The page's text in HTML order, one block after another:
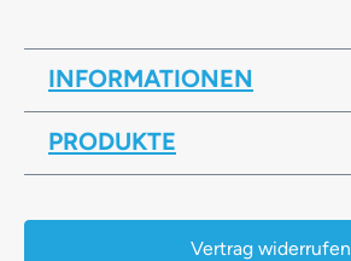
INFORMATIONEN
PRODUKTE
Vertrag widerrufen